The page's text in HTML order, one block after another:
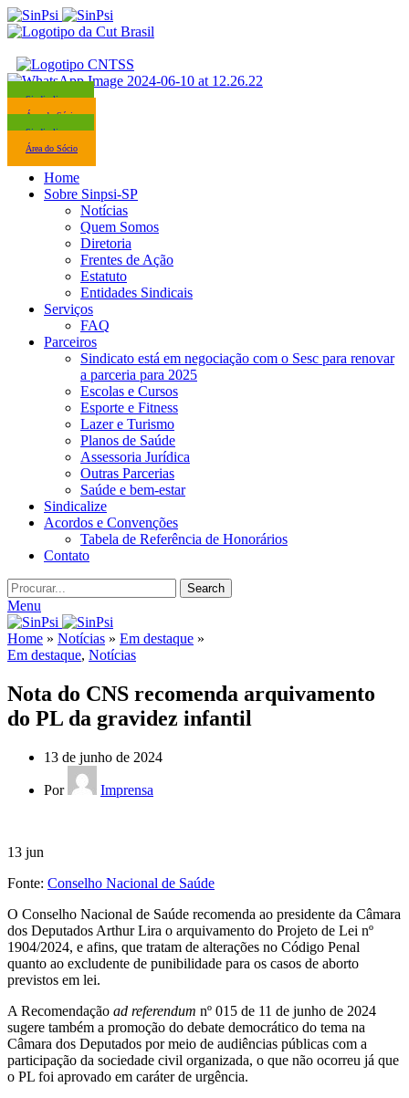
Sindicalize-se
Área do Sócio
Sindicalize-se
Área do Sócio
Home
Sobre Sinpsi-SP
Notícias
Quem Somos
Diretoria
Frentes de Ação
Estatuto
Entidades Sindicais
Serviços
FAQ
Parceiros
Sindicato está em negociação com o Sesc para renovar
a parceria para 2025
Escolas e Cursos
Esporte e Fitness
Lazer e Turismo
Planos de Saúde
Assessoria Jurídica
Outras Parcerias
Saúde e bem-estar
Sindicalize
Acordos e Convenções
Tabela de Referência de Honorários
Contato
Search
Menu
Home » Notícias » Em destaque »
Em destaque, Notícias
Nota do CNS recomenda arquivamento
do PL da gravidez infantil
13 de junho de 2024
Por Imprensa
13 jun
Fonte: Conselho Nacional de Saúde
O Conselho Nacional de Saúde recomenda ao presidente da Câmara
dos Deputados Arthur Lira o arquivamento do Projeto de Lei nº
1904/2024, e afins, que tratam de alterações no Código Penal
quanto ao excludente de punibilidade para os casos de aborto
previstos em lei.
A Recomendação ad referendum nº 015 de 11 de junho de 2024
sugere também a promoção do debate democrático do tema na
Câmara dos Deputados por meio de audiências públicas com a
participação da sociedade civil organizada, o que não ocorreu já que
o PL foi aprovado em caráter de urgência.